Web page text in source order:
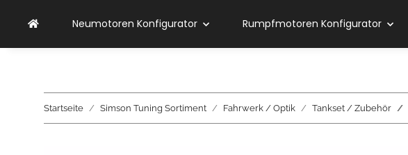
Neumotoren Konfigurator Rumpfmotoren Konfigurator
Startseite Simson Tuning Sortiment Fahrwerk / Optik Tankset / Zubehör